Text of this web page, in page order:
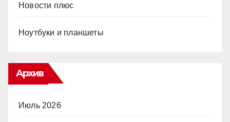
Новости плюс
Ноутбуки и планшеты
Архив
Июль 2026